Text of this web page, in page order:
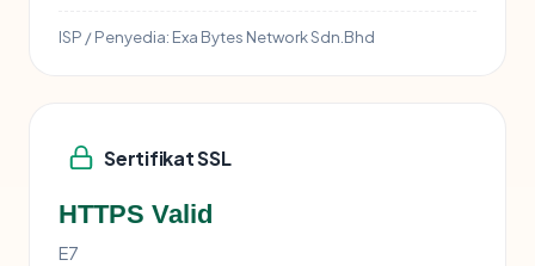
ISP / Penyedia: Exa Bytes Network Sdn.Bhd
Sertifikat SSL
HTTPS Valid
E7